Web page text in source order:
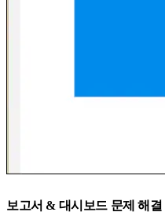
보고서 & 대시보드 문제 해결